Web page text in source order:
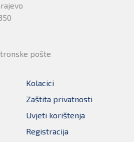
pošte
Kolacici
Zaštita privatnosti
Uvjeti korištenja
Registracija